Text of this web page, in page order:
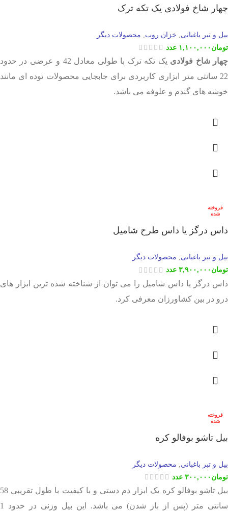
چهار شاخ فولادی یک تکه ترک
بیل و تبر باغبانی خزان روب محصولات دیگر
تومان ۱,۱۰۰,۰۰۰ عدد
چهار شاخ فولادی
یک تکه ترک با طولی معادل 42 و عرضی در حدود
22 سانتی متر ابزاری کاربردی برای جابجایی محصولات توده ای مانند
خوشه های گندم و علوفه می باشد.
فروخته
شده
داس درگز یا داس طرح شامیل
بیل و تبر باغبانی, محصولات دیگر
تومان ۳,۹۰۰,۰۰۰ عدد
داس درگز یا داس شامیل را می توان از شناخته شده ترین ابزار های
درو در بین کشاورزان معرفی کرد.
فروخته
شده
بیل تاشو بوفالو کره
بیل و تبر باغبانی, محصولات دیگر
تومان ۳۰۰,۰۰۰ عدد
بیل تاشو بوفالو کره یک ابزار دم دستی و با کیفیت با طول تقریبی 58
سانتی متر (پس از باز شدن) می باشد. این بیل وزنی در حدود 1